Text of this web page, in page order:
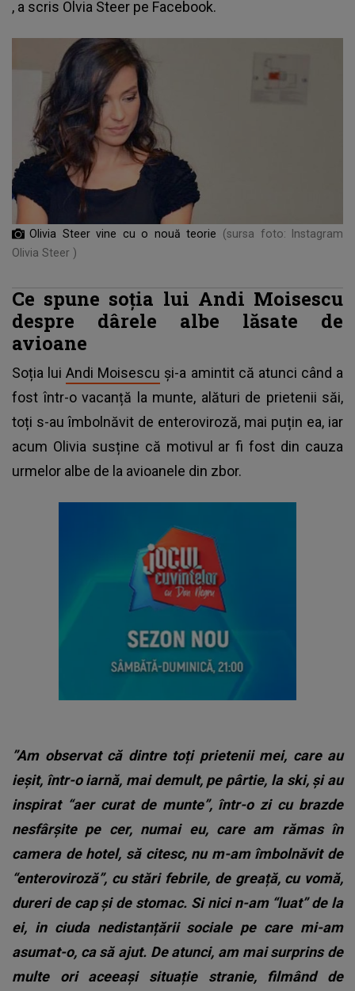
, a scris Olvia Steer pe Facebook.
Olivia Steer vine cu o nouă teorie
(sursa foto: Instagram
Olivia Steer )
Ce spune soția lui Andi Moisescu
despre dârele albe lăsate de
avioane
Soția luiAndi Moisescu și-a amintit că atunci când a
fost într-o vacanță la munte, alături de prietenii săi,
toți s-au îmbolnăvit de enteroviroză, mai puțin ea, iar
acum Olivia susține că motivul ar fi fost din cauza
urmelor albe de la avioanele din zbor.
”Am observat că dintre toți prietenii mei, care au
ieșit, într-o iarnă, mai demult, pe pârtie, la ski, și au
inspirat “aer curat de munte”, într-o zi cu brazde
nesfârșite pe cer, numai eu, care am rămas în
camera de hotel, să citesc, nu m-am îmbolnăvit de
“enteroviroză”, cu stări febrile, de greață, cu vomă,
dureri de cap și de stomac. Si nici n-am “luat” de la
ei, in ciuda nedistanțării sociale pe care mi-am
asumat-o, ca să ajut. De atunci, am mai surprins de
multe ori aceeași situație stranie, filmând de